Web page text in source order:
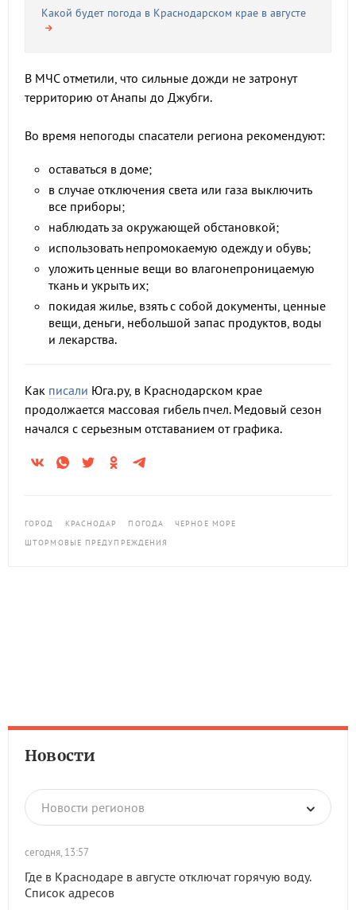
Какой будет погода в Краснодарском крае в августе
В МЧС отметили, что сильные дожди не затронут
территорию от Анапы до Джубги.
Во время непогоды спасатели региона рекомендуют:
оставаться в доме;
в случае отключения света или газа выключить
все приборы;
наблюдать за окружающей обстановкой;
использовать непромокаемую одежду и обувь;
уложить ценные вещи во влагонепроницаемую
ткань и укрыть их;
покидая жилье, взять с собой документы, ценные
вещи, деньги, небольшой запас продуктов, воды
и лекарства.
Как писали Юга.ру, в Краснодарском крае
продолжается массовая гибель пчел. Медовый сезон
начался с серьезным отставанием от графика.
ГОРОД КРАСНОДАР ПОГОДА
ЧЕРНОЕ МОРЕ
ШТОРМОВЫЕ ПРЕДУПРЕЖДЕНИЯ
Новости
Новости регионов
сегодня, 13:57
Где в Краснодаре в августе отключат горячую воду.
Список адресов